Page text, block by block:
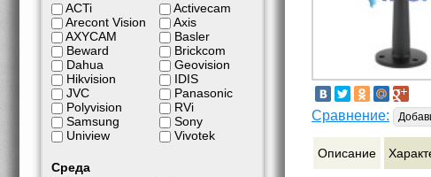
ACTi
Arecont Vision
AXYCAM
Beward
Dahua
Hikvision
JVC
Polyvision
Samsung
Uniview
Activecam
Axis
Basler
Brickcom
Geovision
IDIS
Panasonic
RVi
Sony
Vivotek
Среда
Сравнение:
Описание